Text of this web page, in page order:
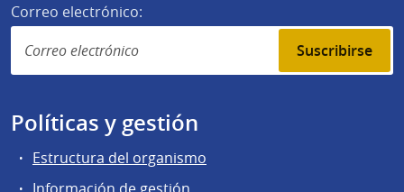
Correo electrónico:
Suscribirse
Políticas y gestión
Estructura del organismo